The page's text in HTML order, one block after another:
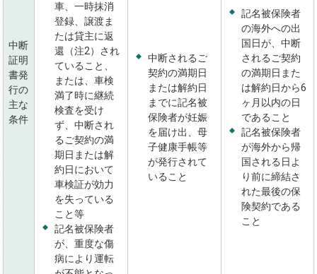
中断
証明
書発
行の
主な
条件
車、一時抹消
登録、譲渡ま
たは貸主に返
還（注2）され
ていること、
または、車検
満了時に継続
検査を受け
ず、中断され
るご契約の満
期日または解
約日において
車検証が効力
を失っている
こと等
記名被保険者
が、重度な傷
病により運転
中断されるご
契約の満期日
または解約日
までに記名被
保険者が妊娠
を届け出、母
子健康手帳等
が発行されて
いること
記名被保険者
の海外への出
国日が、中断
されるご契約
の満期日また
は解約日から6
ヶ月以内の日
であること
記名被保険者
が海外から帰
国される日よ
り前に締結さ
れた最後の保
険契約である
こと